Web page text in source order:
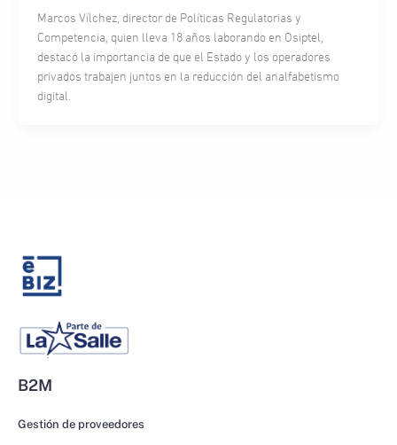
Marcos Vílchez, director de Políticas Regulatorias y
Competencia, quien lleva 18 años laborando en Osiptel,
destacó la importancia de que el Estado y los operadores
privados trabajen juntos en la reducción del analfabetismo
digital.
B2M
Gestión de proveedores